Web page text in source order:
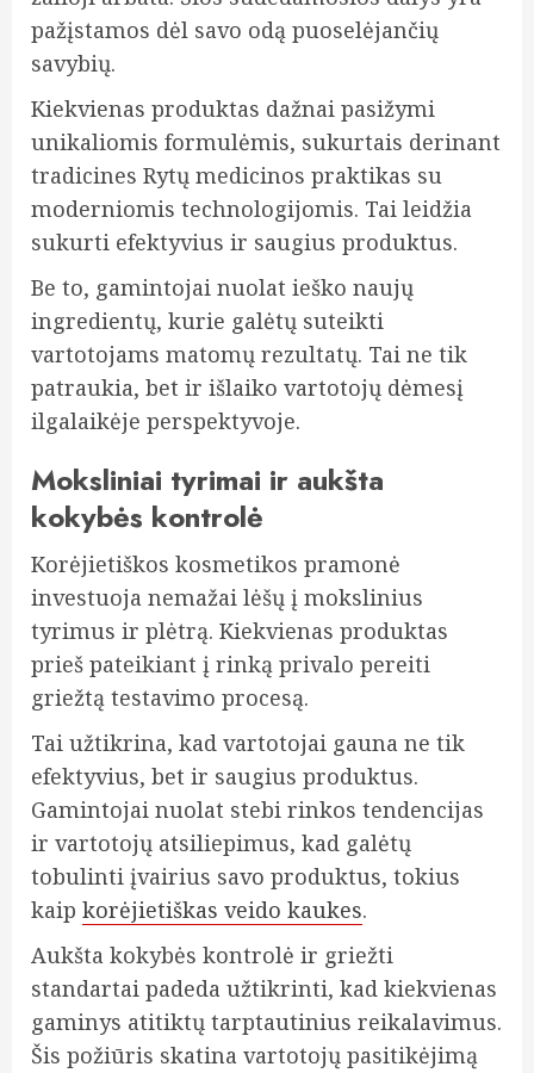
pažįstamos dėl savo odą puoselėjančių
savybių.
Kiekvienas produktas dažnai pasižymi
unikaliomis formulėmis, sukurtais derinant
tradicines Rytų medicinos praktikas su
moderniomis technologijomis. Tai leidžia
sukurti efektyvius ir saugius produktus.
Be to, gamintojai nuolat ieško naujų
ingredientų, kurie galėtų suteikti
vartotojams matomų rezultatų. Tai ne tik
patraukia, bet ir išlaiko vartotojų dėmesį
ilgalaikėje perspektyvoje.
Moksliniai tyrimai ir aukšta
kokybės kontrolė
Korėjietiškos kosmetikos pramonė
investuoja nemažai lėšų į mokslinius
tyrimus ir plėtrą. Kiekvienas produktas
prieš pateikiant į rinką privalo pereiti
griežtą testavimo procesą.
Tai užtikrina, kad vartotojai gauna ne tik
efektyvius, bet ir saugius produktus.
Gamintojai nuolat stebi rinkos tendencijas
ir vartotojų atsiliepimus, kad galėtų
tobulinti įvairius savo produktus, tokius
kaip korėjietiškas veido kaukes.
Aukšta kokybės kontrolė ir griežti
standartai padeda užtikrinti, kad kiekvienas
gaminys atitiktų tarptautinius reikalavimus.
Šis požiūris skatina vartotojų pasitikėjimą